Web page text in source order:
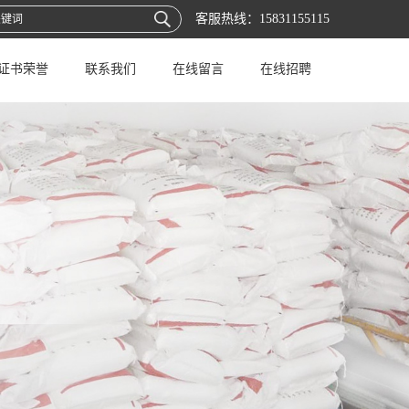
客服热线： 15831155115
书荣誉 联系我们 在线留言 在线招聘